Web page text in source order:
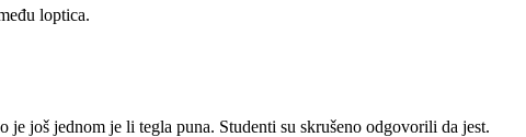
loptica.
još jednom je li tegla puna. Studenti su skrušeno odgovorili da jest.